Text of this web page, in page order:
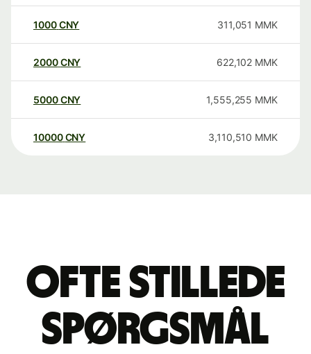
1000CNY 311,051 MMK
2000CNY 622,102 MMK
5000CNY 1,555,255 MMK
10000 CNY 3,110,510 MMK
Ofte stillede
spørgsmål